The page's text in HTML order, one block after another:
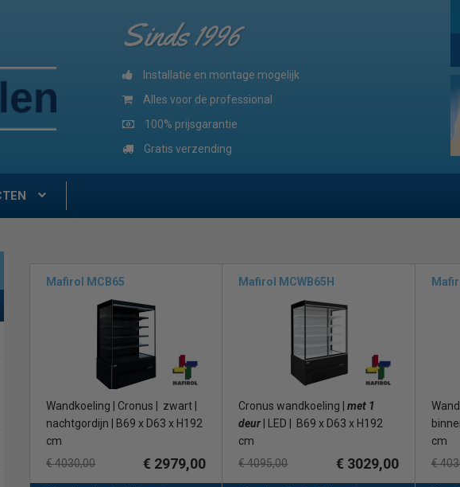
Sinds 1996
Installatie en montage mogelijk
Alles voor de professional
100% prijsgarantie
Gratis verzending
Mafirol MCB65
Wandkoeling | Cronus | zwart |
nachtgordijn | B69 x D63 x H192
cm
€ 4030,00
€ 2979,00
Mafirol MCWB65H
Cronus wandkoeling |met 1
deur
| LED | B69 x D63 x H192
cm
€ 4095,00
€ 3029,00
cm
€